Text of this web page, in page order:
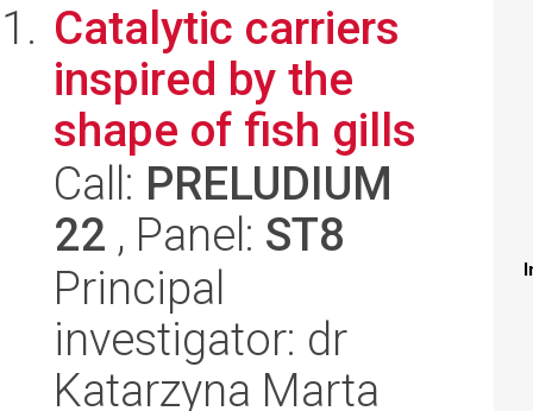
Catalytic carriers
inspired by the
shape of fish gills
Call: PRELUDIUM
22 , Panel: ST8
Principal
investigator: dr
Katarzyna Marta